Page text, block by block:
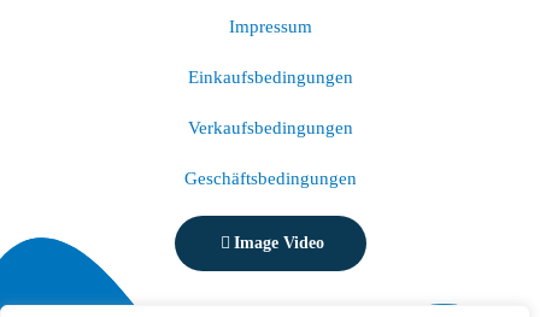
Impressum
Einkaufsbedingungen
Verkaufsbedingungen
Geschäftsbedingungen
Image Video